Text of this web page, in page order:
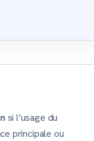
si l’usage du
principale ou